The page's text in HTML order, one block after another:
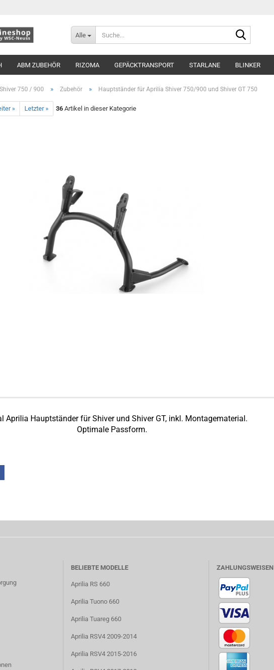
Alle
ABM ZUBEHÖR RIZOMA GEPÄCKTRANSPORT STARLANE BLINKER
Shiver 750 / 900 » Zubehör » Hauptständer für Aprilia Shiver 750/900 und Shiver GT 750
» Letzter » 36 Artikel in dieser Kategorie
Aprilia Hauptständer für Shiver und Shiver GT, inkl. Montagematerial.
Optimale Passform.
BELIEBTE MODELLE
Aprilia RS 660
Aprilia Tuono 660
Aprilia Tuareg 660
Aprilia RSV4 2009-2014
Aprilia RSV4 2015-2016
ZAHLUNGSWEISEN